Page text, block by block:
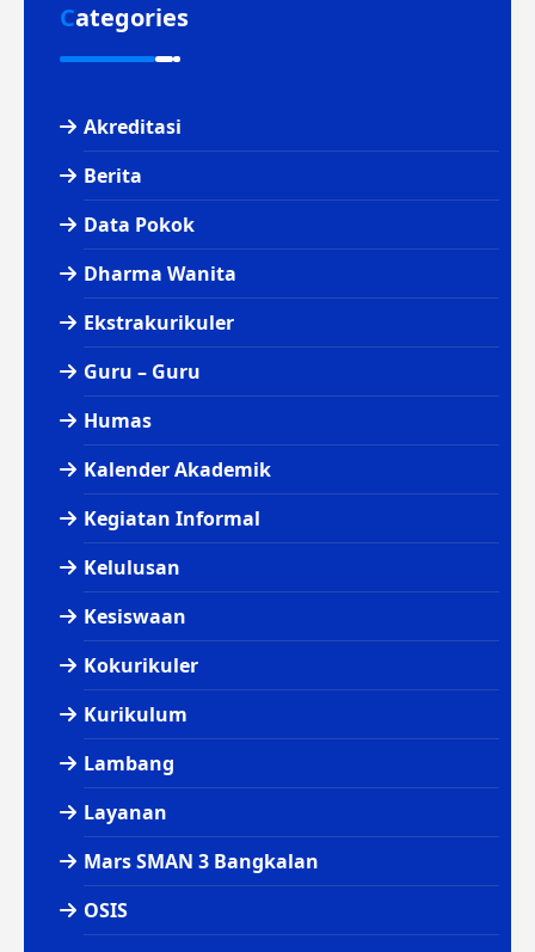
Categories
Akreditasi
Berita
Data Pokok
Dharma Wanita
Ekstrakurikuler
Guru – Guru
Humas
Kalender Akademik
Kegiatan Informal
Kelulusan
Kesiswaan
Kokurikuler
Kurikulum
Lambang
Layanan
Mars SMAN 3 Bangkalan
OSIS